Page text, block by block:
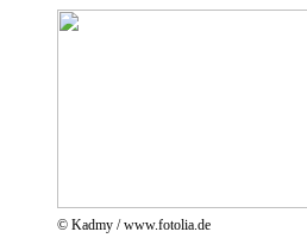
© Kadmy / www.fotolia.de